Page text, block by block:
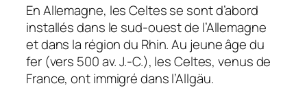
En Allemagne, les Celtes se sont d’abord
installés dans le sud-ouest de l’Allemagne
et dans la région du Rhin. Au jeune âge du
fer (vers 500 av. J.-C.), les Celtes, venus de
France, ont immigré dans l’Allgäu.